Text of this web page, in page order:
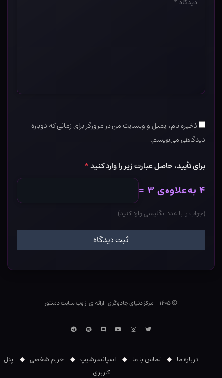
ذخیره نام، ایمیل و وبسایت من در مرورگر برای زمانی که دوباره
دیدگاهی می‌نویسم.
برای تأیید، حاصل عبارت زیر را وارد کنید*
۴ به‌علاوه‌ی ۳ =
(جواب را با عدد انگلیسی وارد کنید)
© ۱۴۰۵ - مرکز دنیای جادوگری |ارائه‌ای از وب ‌سایت دمنتور
توییتراینستاگرام
یوتوبDiscordاسپاتیفایتلگرام
درباره ما تماس با ما اسپانسرشیپ حریم شخصی
پنل
کاربری